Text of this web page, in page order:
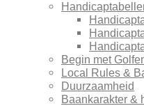
Begin met
Local Rules &
Duurzaamheid
Baankarakter &